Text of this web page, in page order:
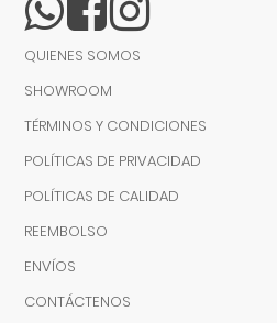
QUIENES SOMOS
SHOWROOM
TÉRMINOS Y CONDICIONES
POLÍTICAS DE PRIVACIDAD
POLÍTICAS DE CALIDAD
REEMBOLSO
ENVÍOS
CONTÁCTENOS